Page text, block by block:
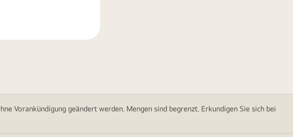
Vorankündigung geändert werden. Mengen sind begrenzt. Erkundigen Sie sich bei